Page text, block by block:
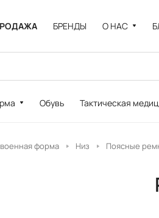
БРЕНДЫ О НАС
Обувь Тактическая
форма Низ Поясные